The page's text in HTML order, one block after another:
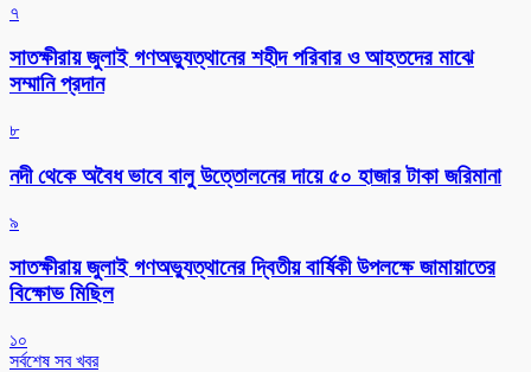
৭
সাতক্ষীরায় জুলাই গণঅভ্যুত্থানের শহীদ পরিবার ও আহতদের মাঝে
সম্মানি প্রদান
৮
নদী থেকে অবৈধ ভাবে বালু উত্তোলনের দায়ে ৫০ হাজার টাকা জরিমানা
৯
সাতক্ষীরায় জুলাই গণঅভ্যুত্থানের দ্বিতীয় বার্ষিকী উপলক্ষে জামায়াতের
বিক্ষোভ মিছিল
১০
সর্বশেষ সব খবর